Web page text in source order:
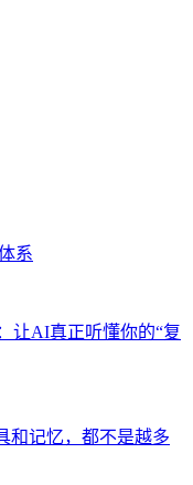
系
让AI真正听懂你的“复
和记忆，都不是越多